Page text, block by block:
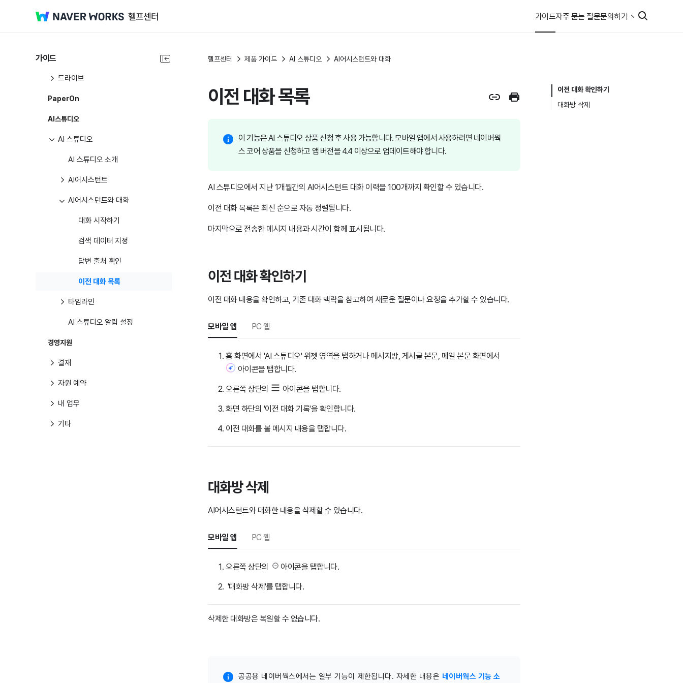
가이드자주 묻는 질문문의하기
가이드
클로바노트
드라이브
드라이브
PaperOn
AI스튜디오
AI 스튜디오
AI 스튜디오 소개
AI어시스턴트
AI어시스턴트와 대화
대화 시작하기
검색 데이터 지정
답변 출처 확인
이전 대화 목록
타임라인
AI 스튜디오 알림 설정
경영지원
결재
자원 예약
내 업무
기타
헬프센터 제품 가이드 AI 스튜디오 AI어시스턴트와 대화
이전 대화 목록
이 기능은 AI 스튜디오 상품 신청 후 사용 가능합니다. 모바일 앱에서 사용하려면 네이버웍
스 코어 상품을 신청하고 앱 버전을 4.4 이상으로 업데이트해야 합니다.
AI 스튜디오에서 지난 1개월간의 AI어시스턴트 대화 이력을 100개까지 확인할 수 있습니다.
이전 대화 목록은 최신 순으로 자동 정렬됩니다.
마지막으로 전송한 메시지 내용과 시간이 함께 표시됩니다.
이전 대화 확인하기
이전 대화 내용을 확인하고, 기존 대화 맥락을 참고하여 새로운 질문이나 요청을 추가할 수 있습니다.
모바일 앱 PC 웹
홈 화면에서 'AI 스튜디오' 위젯 영역을 탭하거나 메시지방, 게시글 본문, 메일 본문 화면에서
아이콘을 탭합니다.
오른쪽 상단의 아이콘을 탭합니다.
화면 하단의 '이전 대화 기록'을 확인합니다.
이전 대화를 볼 메시지 내용을 탭합니다.
대화방 삭제
AI어시스턴트와 대화한 내용을 삭제할 수 있습니다.
모바일 앱 PC 웹
오른쪽 상단의 아이콘을 탭합니다.
'대화방 삭제'를 탭합니다.
삭제한 대화방은 복원할 수 없습니다.
공공용 네이버웍스에서는 일부 기능이 제한됩니다. 자세한 내용은 네이버웍스 기능 소
이전 대화 확인하기
대화방 삭제